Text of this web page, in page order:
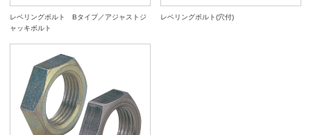
レベリングボルト Bタイプ／アジャストジ
ャッキボルト
レベリングボルト(穴付)